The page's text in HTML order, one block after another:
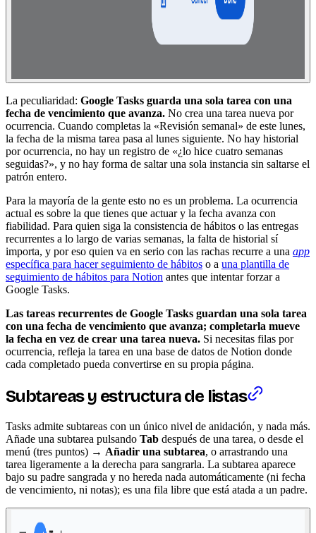
La peculiaridad: Google Tasks guarda una sola tarea con una
fecha de vencimiento que avanza. No crea una tarea nueva por
ocurrencia. Cuando completas la «Revisión semanal» de este lunes,
la fecha de la misma tarea pasa al lunes siguiente. No hay historial
por ocurrencia, no hay un registro de «¿lo hice cuatro semanas
seguidas?», y no hay forma de saltar una sola instancia sin saltarse el
patrón entero.
Para la mayoría de la gente esto no es un problema. La ocurrencia
actual es sobre la que tienes que actuar y la fecha avanza con
fiabilidad. Para quien siga la consistencia de hábitos o las entregas
recurrentes a lo largo de varias semanas, la falta de historial sí
importa, y por eso quien va en serio con las rachas recurre a una app
específica para hacer seguimiento de hábitos o a una plantilla de
seguimiento de hábitos para Notion antes que intentar forzar a
Google Tasks.
Las tareas recurrentes de Google Tasks guardan una sola tarea
con una fecha de vencimiento que avanza; completarla mueve
la fecha en vez de crear una tarea nueva. Si necesitas filas por
ocurrencia, refleja la tarea en una base de datos de Notion donde
cada completado pueda convertirse en su propia página.
Subtareas y estructura de listas
Tasks admite subtareas con un único nivel de anidación, y nada más.
Añade una subtarea pulsando Tab después de una tarea, o desde el
menú (tres puntos) → Añadir una subtarea, o arrastrando una
tarea ligeramente a la derecha para sangrarla. La subtarea aparece
bajo su padre sangrada y no hereda nada automáticamente (ni fecha
de vencimiento, ni notas); es una fila libre que está atada a un padre.